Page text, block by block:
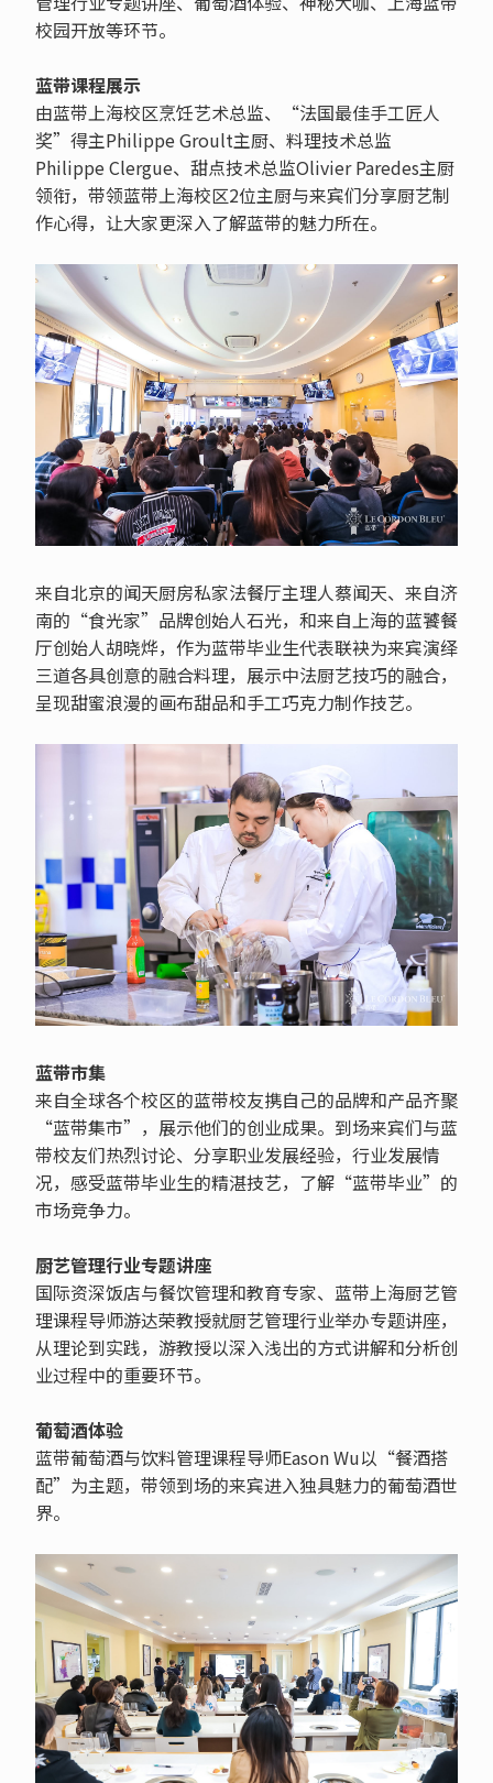
校园开放等环节。
蓝带课程展示
由蓝带上海校区烹饪艺术总监、“法国最佳手工匠人
奖”得主Philippe Groult主厨、料理技术总监
Philippe Clergue、甜点技术总监Olivier Paredes主厨
领衔，带领蓝带上海校区2位主厨与来宾们分享厨艺制
作心得，让大家更深入了解蓝带的魅力所在。
来自北京的闻天厨房私家法餐厅主理人蔡闻天、来自济
南的“食光家”品牌创始人石光，和来自上海的蓝饕餐
厅创始人胡晓烨，作为蓝带毕业生代表联袂为来宾演绎
三道各具创意的融合料理，展示中法厨艺技巧的融合，
呈现甜蜜浪漫的画布甜品和手工巧克力制作技艺。
蓝带市集
来自全球各个校区的蓝带校友携自己的品牌和产品齐聚
“蓝带集市”，展示他们的创业成果。到场来宾们与蓝
带校友们热烈讨论、分享职业发展经验，行业发展情
况，感受蓝带毕业生的精湛技艺，了解“蓝带毕业”的
市场竞争力。
厨艺管理行业专题讲座
国际资深饭店与餐饮管理和教育专家、蓝带上海厨艺管
理课程导师游达荣教授就厨艺管理行业举办专题讲座，
从理论到实践，游教授以深入浅出的方式讲解和分析创
业过程中的重要环节。
葡萄酒体验
蓝带葡萄酒与饮料管理课程导师Eason Wu以“餐酒搭
配”为主题，带领到场的来宾进入独具魅力的葡萄酒世
界。